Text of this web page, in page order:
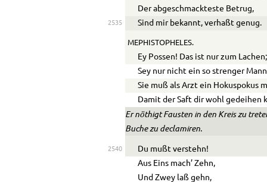
Der abgeschmackteste Betrug,
2535 Sind mir bekannt, verhaßt genug.
MEPHISTOPHELES.
Ey Possen! Das ist nur zum Lachen;
Sey nur nicht ein so strenger
Sie muß als Arzt ein Hokuspokus
Damit der Saft dir wohl gedeihen
Er nöthigt Fausten in den Kreis zu
Buche zu declamiren.
2540
Du mußt verstehn!
Aus Eins mach’ Zehn,
Und Zwey laß gehn,